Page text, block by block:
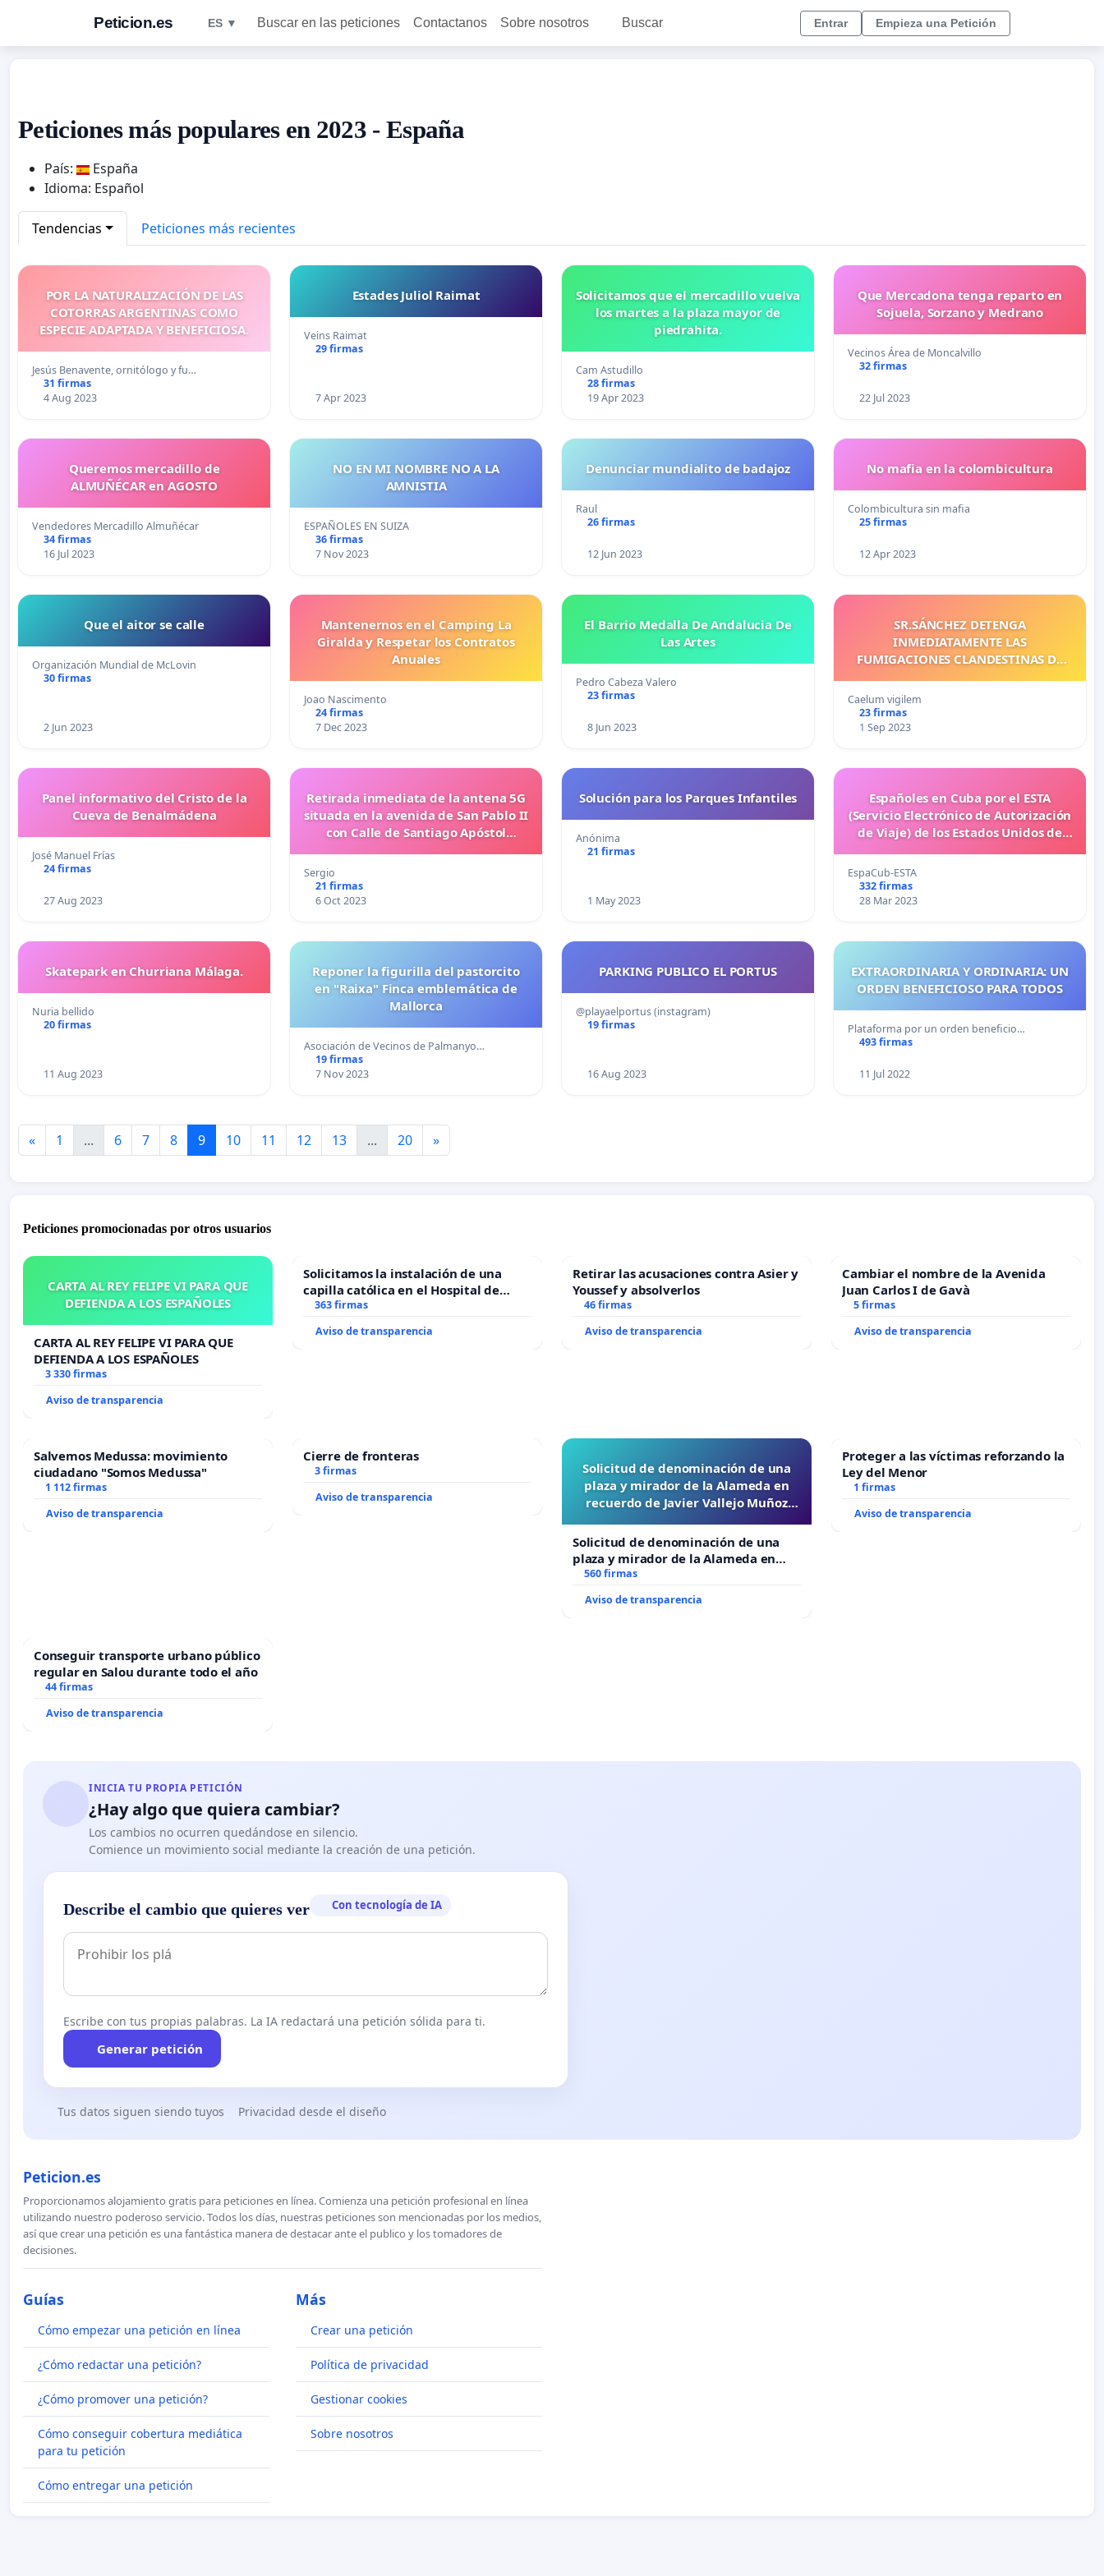
Peticion.es ES ▼ Buscar en las peticiones Contactanos Sobre nosotros Buscar Entrar Empieza una Petición
Peticiones más populares en 2023 - España
País:
España
Idioma: Español
Tendencias Peticiones más recientes
POR LA NATURALIZACIÓN DE LAS
COTORRAS ARGENTINAS COMO
ESPECIE ADAPTADA Y BENEFICIOSA.
Jesús Benavente, ornitólogo y fu…
31 firmas
4 Aug 2023
Estades Juliol Raimat
Veins Raimat
29 firmas
7 Apr 2023
Solicitamos que el mercadillo vuelva
los martes a la plaza mayor de
piedrahita.
Cam Astudillo
28 firmas
19 Apr 2023
Que Mercadona tenga reparto en
Sojuela, Sorzano y Medrano
Vecinos Área de Moncalvillo
32 firmas
22 Jul 2023
Queremos mercadillo de
ALMUÑÉCAR en AGOSTO
Vendedores Mercadillo Almuñécar
34 firmas
16 Jul 2023
NO EN MI NOMBRE NO A LA
AMNISTIA
ESPAÑOLES EN SUIZA
36 firmas
7 Nov 2023
Denunciar mundialito de badajoz
Raul
26 firmas
12 Jun 2023
No mafia en la colombicultura
Colombicultura sin mafia
25 firmas
12 Apr 2023
Que el aitor se calle
Organización Mundial de McLovin
30 firmas
2 Jun 2023
Mantenernos en el Camping La
Giralda y Respetar los Contratos
Anuales
Joao Nascimento
24 firmas
7 Dec 2023
El Barrio Medalla De Andalucia De
Las Artes
Pedro Cabeza Valero
23 firmas
8 Jun 2023
SR.SÁNCHEZ DETENGA
INMEDIATAMENTE LAS
FUMIGACIONES CLANDESTINAS DE
ESPAÑOLES QUE DESTRUYEN LAS
Caelum vigilem
23 firmas
1 Sep 2023
Panel informativo del Cristo de la
Cueva de Benalmádena
José Manuel Frías
24 firmas
27 Aug 2023
Retirada inmediata de la antena 5G
situada en la avenida de San Pablo II
con Calle de Santiago Apóstol
Sergio
21 firmas
6 Oct 2023
Solución para los Parques Infantiles
Anónima
21 firmas
1 May 2023
Españoles en Cuba por el ESTA
(Servicio Electrónico de Autorización
de Viaje) de los Estados Unidos de
EspaCub-ESTA
332 firmas
28 Mar 2023
Skatepark en Churriana Málaga.
Nuria bellido
20 firmas
11 Aug 2023
Reponer la figurilla del pastorcito
en "Raixa" Finca emblemática de
Mallorca
Asociación de Vecinos de Palmanyo…
19 firmas
7 Nov 2023
PARKING PUBLICO EL PORTUS
@playaelportus (instagram)
19 firmas
16 Aug 2023
EXTRAORDINARIA Y ORDINARIA: UN
ORDEN BENEFICIOSO PARA TODOS
Plataforma por un orden beneficio…
493 firmas
11 Jul 2022
« 1 ... 6 7 8 9 10 11 12 13 ... 20 »
Peticiones promocionadas por otros usuarios
CARTA AL REY FELIPE VI PARA QUE
DEFIENDA A LOS ESPAÑOLES
CARTA AL REY FELIPE VI PARA QUE
DEFIENDA A LOS ESPAÑOLES
3 330 firmas
Aviso de transparencia
Solicitamos la instalación de una
capilla católica en el Hospital de
Alcañiz
363 firmas
Aviso de transparencia
Retirar las acusaciones contra Asier y
Youssef y absolverlos
46 firmas
Aviso de transparencia
Cambiar el nombre de la Avenida
Juan Carlos I de Gavà
5 firmas
Aviso de transparencia
Salvemos Medussa: movimiento
ciudadano "Somos Medussa"
1 112 firmas
Aviso de transparencia
Cierre de fronteras
3 firmas
Aviso de transparencia
Solicitud de denominación de una
plaza y mirador de la Alameda en
recuerdo de Javier Vallejo Muñoz
Solicitud de denominación de una
plaza y mirador de la Alameda en
recuerdo de Javier Vallejo Muñoz
“Mazinger”
560 firmas
Aviso de transparencia
Proteger a las víctimas reforzando la
Ley del Menor
1 firmas
Aviso de transparencia
Conseguir transporte urbano público
regular en Salou durante todo el año
44 firmas
Aviso de transparencia
INICIA TU PROPIA PETICIÓN
¿Hay algo que quiera cambiar?
Los cambios no ocurren quedándose en silencio.
Comience un movimiento social mediante la creación de una petición.
Describe el cambio que quieres ver Con tecnología de IA
Escribe con tus propias palabras. La IA redactará una petición sólida para ti.
Generar petición
Tus datos siguen siendo tuyos Privacidad desde el diseño
Peticion.es
Proporcionamos alojamiento gratis para peticiones en línea. Comienza una petición profesional en línea
utilizando nuestro poderoso servicio. Todos los días, nuestras peticiones son mencionadas por los medios,
así que crear una petición es una fantástica manera de destacar ante el publico y los tomadores de
decisiones.
Guías
Cómo empezar una petición en línea
¿Cómo redactar una petición?
¿Cómo promover una petición?
Cómo conseguir cobertura mediática
para tu petición
Cómo entregar una petición
Más
Crear una petición
Política de privacidad
Gestionar cookies
Sobre nosotros